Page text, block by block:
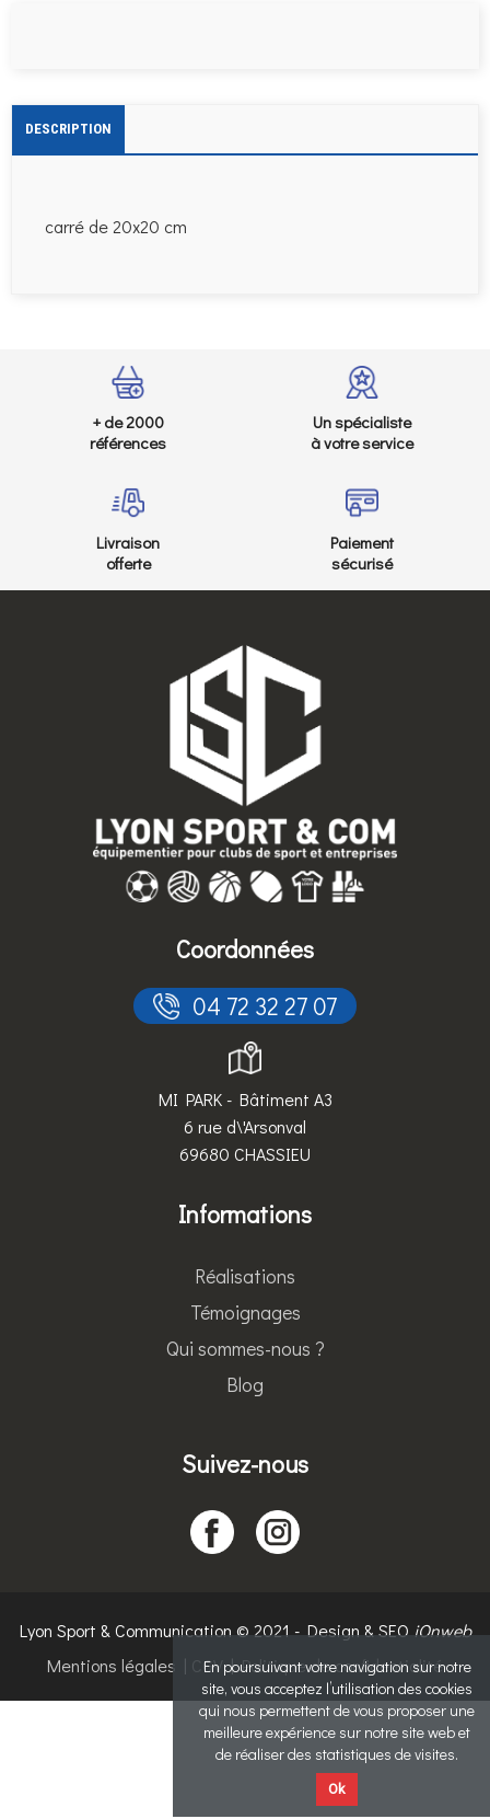
DESCRIPTION
carré de 20x20 cm
+ de 2000
références
Un spécialiste
à votre service
Livraison
offerte
Paiement
sécurisé
Coordonnées
04 72 32 27 07
MI PARK - Bâtiment A3
6 rue d\'Arsonval
69680 CHASSIEU
Informations
Réalisations
Témoignages
Qui sommes-nous ?
Blog
Suivez-nous
Lyon Sport & Communication © 2021 - Design & SEOiOnweb
Mentions légales | CGV|Politique de confidentialité
En poursuivant votre navigation sur notre
site, vous acceptez l’utilisation des cookies
qui nous permettent de vous proposer une
meilleure expérience sur notre site web et
de réaliser des statistiques de visites.
Ok